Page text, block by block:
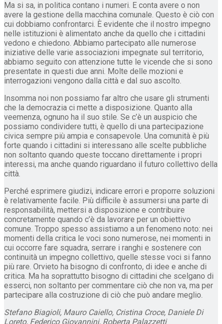
Ma si sa, in politica contano i numeri. E conta avere o non
avere la gestione della macchina comunale. Questo è ciò con
cui dobbiamo confrontarci. È evidente che il nostro impegno
nelle istituzioni è alimentato anche da quello che i cittadini
vedono e chiedono. Abbiamo partecipato alle numerose
iniziative delle varie associazioni impegnate sul territorio,
abbiamo seguito con attenzione tutte le vicende che si sono
presentate in questi due anni. Molte delle mozioni e
interrogazioni vengono dalla città e dal suo ascolto.
Insomma noi non possiamo far altro che usare gli strumenti
che la democrazia ci mette a disposizione. Quanto alla
veemenza, ognuno ha il suo stile. Se c’è un auspicio che
possiamo condividere tutti, è quello di una partecipazione
civica sempre più ampia e consapevole. Una comunità è più
forte quando i cittadini si interessano alle scelte pubbliche
non soltanto quando queste toccano direttamente i propri
interessi, ma anche quando riguardano il futuro collettivo della
città.
Perché esprimere giudizi, indicare errori e proporre soluzioni
è relativamente facile. Più difficile è assumersi una parte di
responsabilità, mettersi a disposizione e contribuire
concretamente quando c’è da lavorare per un obiettivo
comune. Troppo spesso assistiamo a un fenomeno noto: nei
momenti della critica le voci sono numerose, nei momenti in
cui occorre fare squadra, serrare i ranghi e sostenere con
continuità un impegno collettivo, quelle stesse voci si fanno
più rare. Orvieto ha bisogno di confronto, di idee e anche di
critica. Ma ha soprattutto bisogno di cittadini che scelgano di
esserci, non soltanto per commentare ciò che non va, ma per
partecipare alla costruzione di ciò che può andare meglio.
Stefano Biagioli, Mauro Caiello, Cristina Croce, Daniele Di
Loreto, Federico Giovannini, Roberta Palazzetti